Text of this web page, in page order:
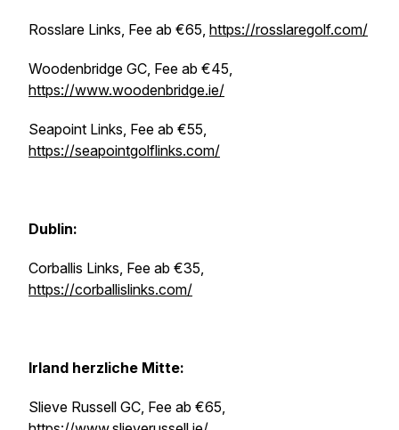
Rosslare Links, Fee ab €65, https://rosslaregolf.com/
Woodenbridge GC, Fee ab €45,
https://www.woodenbridge.ie/
Seapoint Links, Fee ab €55,
https://seapointgolflinks.com/
Dublin:
Corballis Links, Fee ab €35,
https://corballislinks.com/
Irland herzliche Mitte:
Slieve Russell GC, Fee ab €65,